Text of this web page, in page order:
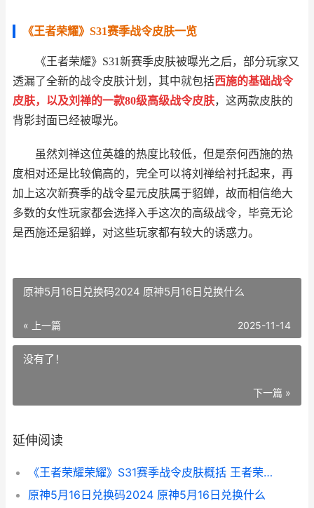
《王者荣耀》S31赛季战令皮肤一览
《王者荣耀》S31新赛季皮肤被曝光之后，部分玩家又
透漏了全新的战令皮肤计划，其中就包括西施的基础战令
皮肤，以及刘禅的一款80级高级战令皮肤，这两款皮肤的
背影封面已经被曝光。
虽然刘禅这位英雄的热度比较低，但是奈何西施的热
度相对还是比较偏高的，完全可以将刘禅给衬托起来，再
加上这次新赛季的战令星元皮肤属于貂蝉，故而相信绝大
多数的女性玩家都会选择入手这次的高级战令，毕竟无论
是西施还是貂蝉，对这些玩家都有较大的诱惑力。
原神5月16日兑换码2024 原神5月16日兑换什么
« 上一篇 2025-11-14
没有了！
下一篇 »
延伸阅读
《王者荣耀荣耀》S31赛季战令皮肤概括 王者荣耀荣耀典藏皮肤排名
原神5月16日兑换码2024 原神5月16日兑换什么